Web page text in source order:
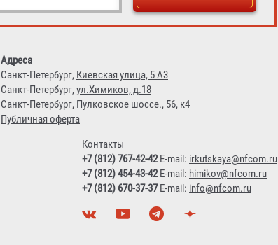
Адреса
Санкт-Петербург, Киевская улица, 5 А3
Санкт-Петербург,ул.Химиков, д.18
Санкт-Петербург, Пулковское шоссе., 56, к4
Публичная оферта
Контакты
+7 (812) 767-42-42E-mail: irkutskaya@nfcom.ru
+7 (812) 454-43-42E-mail: himikov@nfcom.ru
+7 (812) 670-37-37E-mail: info@nfcom.ru